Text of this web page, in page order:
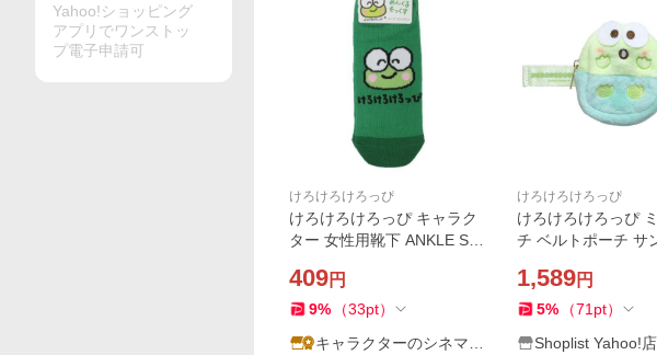
けろけろけろっぴ
けろけろけろっぴ キャラク
ター 女性用靴下 ANKLE SO
409円
9% （33pt）
キャラクターのシネマコ
けろけろけろっぴ
けろけろけろっぴ
チ ベルトポーチ サ
ター グッズ
1,589円
5% （71 pt）
Shoplist Yahoo!店
Yahoo!ショッピング
アプリでワンストッ
プ電子申請可